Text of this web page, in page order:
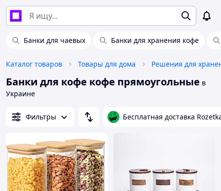
Банки для чаевых Банки для хранения кофе
Каталог товаров Товары для дома Решения для
Банки для кофе кофе прямоугольные в
Украине
Фильтры Бесплатная доставка